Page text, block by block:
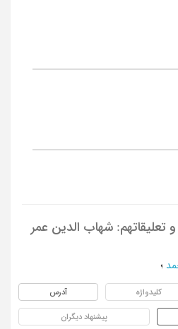
تعلیقاتهم: شهاب الدین عمر
؛
کلیدواژه آدرس
پیشنهاد دیگران